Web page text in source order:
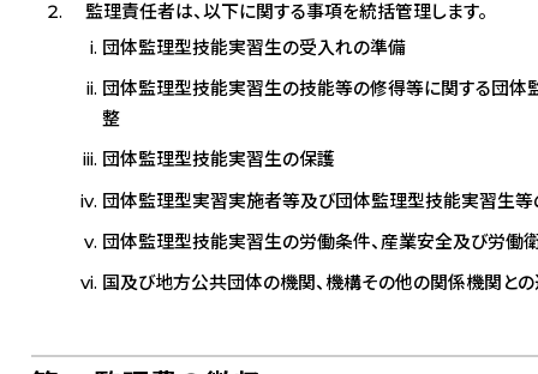
監理責任者は、以下に関する事項を統括管理します。
団体監理型技能実習生の受入れの準備
団体監理型技能実習生の技能等の修得等に関する団
整
団体監理型技能実習生の保護
団体監理型実習実施者等及び団体監理型技能実習生
団体監理型技能実習生の労働条件、産業安全及び労働
国及び地方公共団体の機関、機構その他の関係機関と